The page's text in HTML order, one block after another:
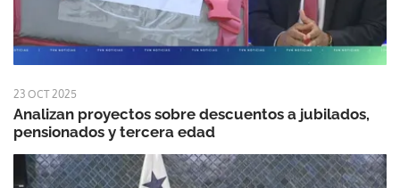
23 OCT 2025
Analizan proyectos sobre descuentos a jubilados,
pensionados y tercera edad